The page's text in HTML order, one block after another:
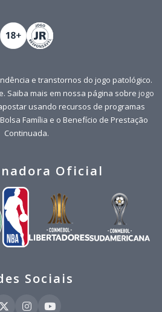
e transtornos do jogo patológico.
Saiba mais em nossa página sobre jogo
usando recursos de programas
Família e o Benefício de Prestação
Continuada.
Oficial
Sociais